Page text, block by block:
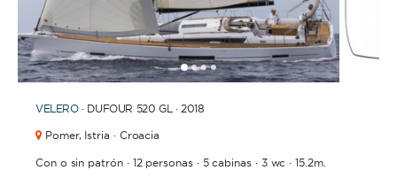
1234
VELERO · DUFOUR 520 GL · 2018
Pomer, Istria · Croacia
Con o sin patrón· 12 personas· 5 cabinas· 3 wc ·15.2m.